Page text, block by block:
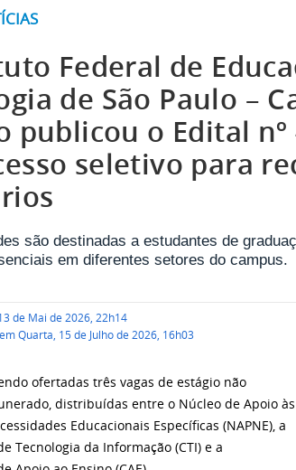
Federal de
de São Paulo –
publicou o Edital
seletivo para
são destinadas a estudantes de
em diferentes setores do campus.
de Mai de 2026, 22h14
Quarta, 15 de Julho de 2026, 16h03
ofertadas três vagas de estágio não
distribuídas entre o Núcleo de Apoio às
Educacionais Específicas (NAPNE), a
Tecnologia da Informação (CTI) e a